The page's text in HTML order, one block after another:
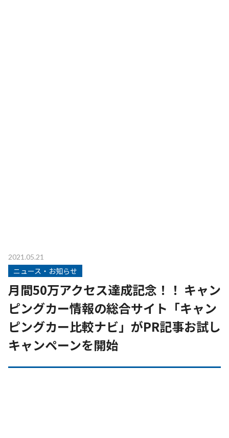
2021.05.21
ニュース・お知らせ
月間50万アクセス達成記念！！ キャン
ピングカー情報の総合サイト「キャン
ピングカー比較ナビ」がPR記事お試し
キャンペーンを開始